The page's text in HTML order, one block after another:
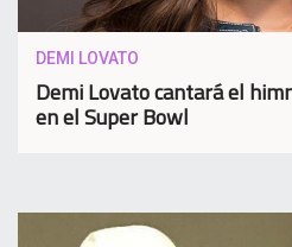
DEMI LOVATO
Demi Lovato cantará el
en el Super Bowl